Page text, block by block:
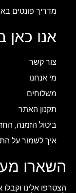
מדריך פונטים
אנו כאן
צור קשר
מי אנחנו
משלוחים
תקנון האתר
ביטול הזמנה,
איך לשמור על
השארו
הצטרפו אלינו